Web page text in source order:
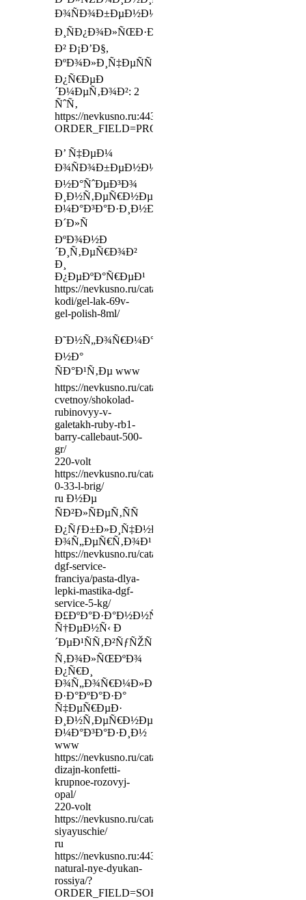
Ð¾ÑÐ¾Ð±ÐµÐ½Ð½Ð¾ÑÑ‚Ð¸:
Ð¸ÑÐ¿Ð¾Ð»ÑŒÐ·Ð¾Ð²Ð°Ð½Ð¸Ðµ
Ð² Ð¡Ð’Ð§,
ÐºÐ¾Ð»Ð¸Ñ‡ÐµÑÑ‚Ð²Ð¾
Ð¿Ñ€ÐµÐ
´Ð¼ÐµÑ‚Ð¾Ð²: 2
ÑˆÑ‚
https://nevkusno.ru:443/sale/kunzhut/?
Ð’ Ñ‡ÐµÐ¼
Ð¾ÑÐ¾Ð±ÐµÐ½Ð½Ð¾ÑÑ‚ÑŒ
Ð½Ð°ÑˆÐµÐ³Ð¾
Ð¸Ð½Ñ‚ÐµÑ€Ð½ÐµÑ‚-
Ð¼Ð°Ð³Ð°Ð·Ð¸Ð½Ð°
Ð´Ð»Ñ
ÐºÐ¾Ð½Ð
´Ð¸Ñ‚ÐµÑ€Ð¾Ð²
Ð¸
Ð¿ÐµÐºÐ°Ñ€ÐµÐ¹
https://nevkusno.ru/catalog/kodi-
kodi/gel-lak-69v-
gel-polish-8ml/
Ð˜Ð½Ñ„Ð¾Ñ€Ð¼Ð°Ñ†Ð¸Ñ
Ð½Ð°
ÑÐ°Ð¹Ñ‚Ðµ www
https://nevkusno.ru/catalog/shokolad-
cvetnoy/shokolad-
rubinovyy-v-
galetakh-ruby-rb1-
barry-callebaut-500-
gr/
220-volt
https://nevkusno.ru/catalog/drugie1/stakan-
0-33-l-brig/
ru Ð½Ðµ
ÑÐ²Ð»ÑÐµÑ‚ÑÑ
Ð¿ÑƒÐ±Ð»Ð¸Ñ‡Ð½Ð¾Ð¹
Ð¾Ñ„ÐµÑ€Ñ‚Ð¾Ð¹
https://nevkusno.ru/catalog/mastika-
dgf-service-
franciya/pasta-dlya-
lepki-mastika-dgf-
service-5-kg/
Ð£ÐºÐ°Ð·Ð°Ð½Ð½Ñ‹Ðµ
Ñ†ÐµÐ½Ñ‹ Ð
´ÐµÐ¹ÑÑ‚Ð²ÑƒÑŽÑ‚
Ñ‚Ð¾Ð»ÑŒÐºÐ¾
Ð¿Ñ€Ð¸
Ð¾Ñ„Ð¾Ñ€Ð¼Ð»ÐµÐ½Ð¸Ð¸
Ð·Ð°ÐºÐ°Ð·Ð°
Ñ‡ÐµÑ€ÐµÐ·
Ð¸Ð½Ñ‚ÐµÑ€Ð½ÐµÑ‚-
Ð¼Ð°Ð³Ð°Ð·Ð¸Ð½
www
https://nevkusno.ru/catalog/konfetti/op390-
dizajn-konfetti-
krupnoe-rozovyj-
opal/
220-volt
https://nevkusno.ru/catalog/kraski-
siyayuschie/
ru
https://nevkusno.ru:443/catalog/aromatizatory-
natural-nye-dyukan-
rossiya/?
ORDER_FIELD=SORT&ORDER_TYPE=ASC